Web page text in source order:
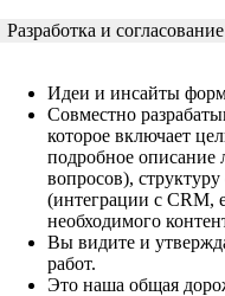
Разработка и
Идеи и инсайты
Совместно
которое включает
подробное описание
вопросов),
(интеграции с CRM,
необходимого
Вы видите и
работ.
Это наша общая